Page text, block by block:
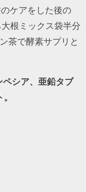
ケアをした後の
根ミックス袋半分
茶で酵素サプリと
シア、亜鉛タブ